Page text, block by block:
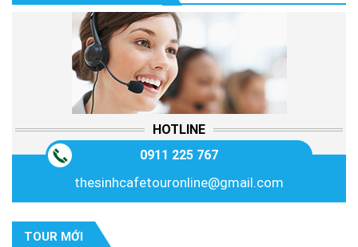
HOTLINE
0911 225 767
thesinhcafetouronline@gmail.com
TOUR MỚI